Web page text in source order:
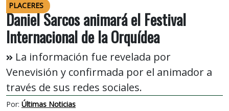
PLACERES
Daniel Sarcos animará el Festival
Internacional de la Orquídea
La información fue revelada por
Venevisión y confirmada por el animador a
través de sus redes sociales.
Por: Últimas Noticias